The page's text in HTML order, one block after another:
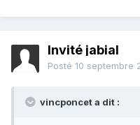
Invité jabial
Posté 10 septembre
vincponcet a dit :